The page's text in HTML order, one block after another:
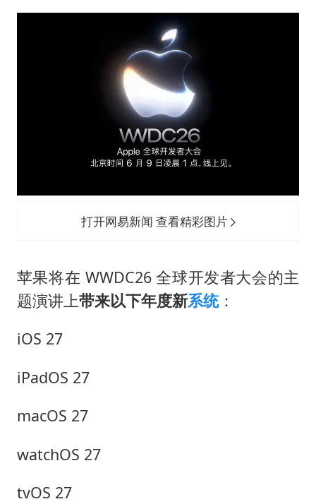
总书记关心百姓身边这些民生大事
打开网易新闻 查看精彩图片
苹果将在 WWDC26 全球开发者大会的主
题演讲上带来以下年度新系统：
iOS 27
iPadOS 27
macOS 27
watchOS 27
tvOS 27